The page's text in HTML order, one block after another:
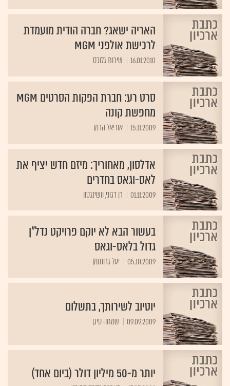
האריה ישאג? חברה הודית מועמדת
לרכישת אולפני MGM
16.01.2010 שירות גלובס
סרט רע: חברת הפקות הסרטים MGM
מחפשת קונה
15.11.2009 אוריאל הרמן
אדלסון, מאחוריך: מיזם חדש יציף את
לאס-וגאס בחדרים
01.11.2009 רן דגוני, וושינגטון
בעשור הבא לא יוקם פרויקט נדל"ן
גדול בלאס-וגאס
05.10.2009 יעל גרונטמן
יוטיוב לשירותך, בתשלום
09.09.2009 שמחה סיגן
יותר מ-50 מיליון דולר (ביום אחד)